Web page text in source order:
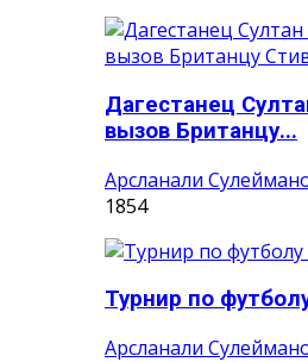
Дагестанец
вызов Британцу...
Арсланали
1854
Турнир по
Арсланали